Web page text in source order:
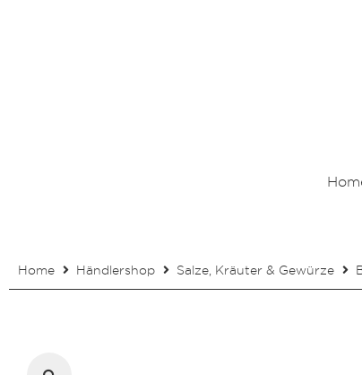
Home Händlershop Salze, Kräuter & Gewürze